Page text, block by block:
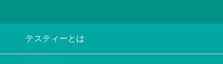
テスティーとは